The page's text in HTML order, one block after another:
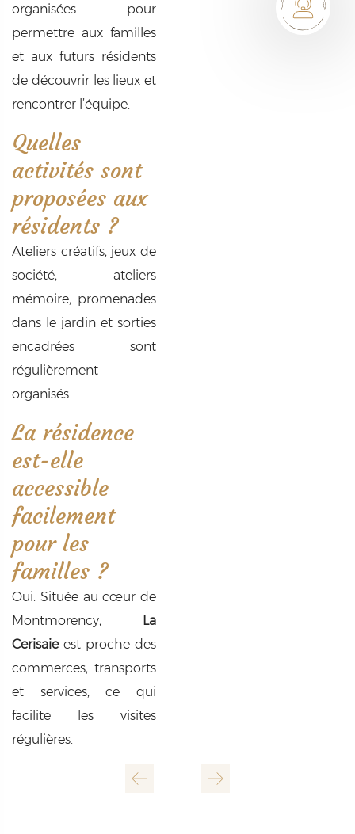
organisées pour
permettre aux familles
et aux futurs résidents
de découvrir les lieux et
rencontrer l’équipe.
Quelles
activités sont
proposées aux
résidents ?
Ateliers créatifs, jeux de
société, ateliers
mémoire, promenades
dans le jardin et sorties
encadrées sont
régulièrement
organisés.
La résidence
est-elle
accessible
facilement
pour les
familles ?
Oui. Située au cœur de
Montmorency,
La
Cerisaieest proche des
commerces, transports
et services, ce qui
facilite les visites
régulières.